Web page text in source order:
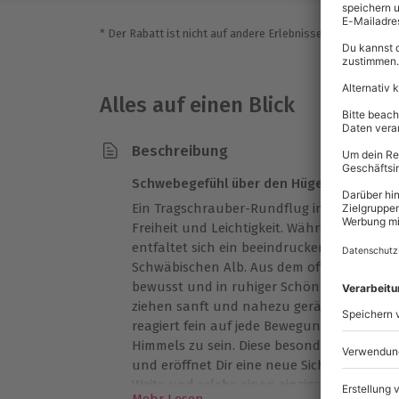
* Der Rabatt ist nicht auf andere Erlebnisse bei der
Alles auf einen Blick
Beschreibung
Schwebegefühl über den Hügeln der
Ein Tragschrauber-Rundflug in Heubach
Freiheit und Leichtigkeit. Während sich
entfaltet sich ein beeindruckender Blick
Schwäbischen Alb. Aus dem offenen
bewusst und in ruhiger Schönheit.
ziehen sanft und nahezu geräuschlos
reagiert fein auf jede Bewegung und gibt
Himmels zu sein. Diese besondere Art
und eröffnet Dir eine neue Sicht auf die
Weite und erlebe einen einzigartigen